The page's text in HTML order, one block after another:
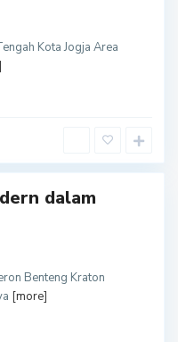
Kota Jogja Area
dalam
Benteng Kraton
[more]